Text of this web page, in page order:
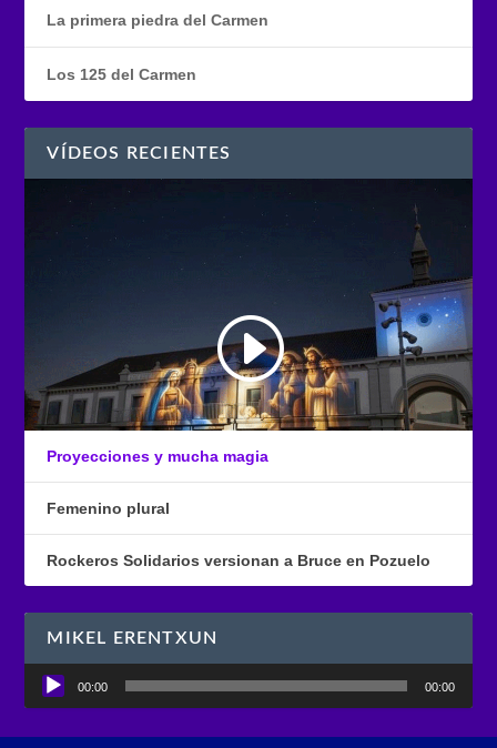
La primera piedra del Carmen
Los 125 del Carmen
VÍDEOS RECIENTES
Proyecciones y mucha magia
Femenino plural
Rockeros Solidarios versionan a Bruce en Pozuelo
MIKEL ERENTXUN
Reproductor
00:00 00:00